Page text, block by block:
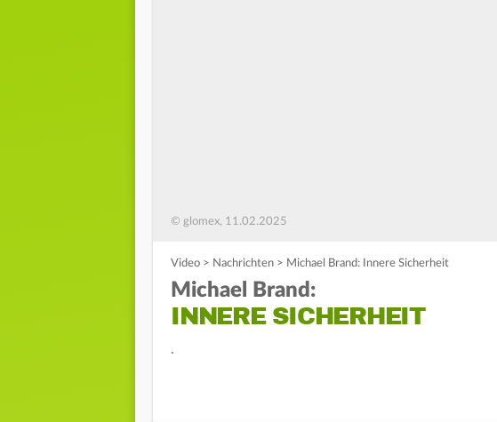
© glomex, 11.02.2025
Video > Nachrichten > Michael Brand: Innere Sicherheit
Michael Brand:
INNERE SICHERHEIT
.